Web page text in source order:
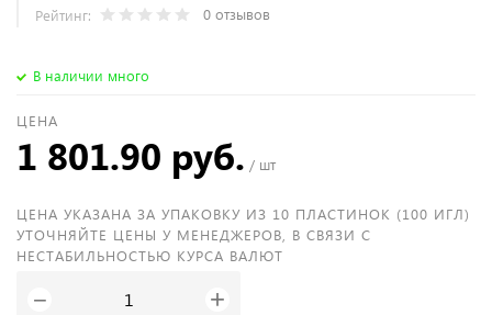
Рейтинг: 0 отзывов
В наличии много
ЦЕНА
1 801.90 руб. / шт
ЦЕНА УКАЗАНА ЗА УПАКОВКУ ИЗ 10 ПЛАСТИНОК (100 ИГЛ)
УТОЧНЯЙТЕ ЦЕНЫ У МЕНЕДЖЕРОВ, В СВЯЗИ С
НЕСТАБИЛЬНОСТЬЮ КУРСА ВАЛЮТ
− +